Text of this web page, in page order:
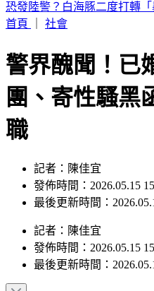
假日狂補眠沒用！醫揭1關鍵
48%
警界醜聞！已
團、寄性騷
職
記者：陳佳宜
發佈時間：2026.05.15
記者：陳佳宜
發佈時間：2026.05.15